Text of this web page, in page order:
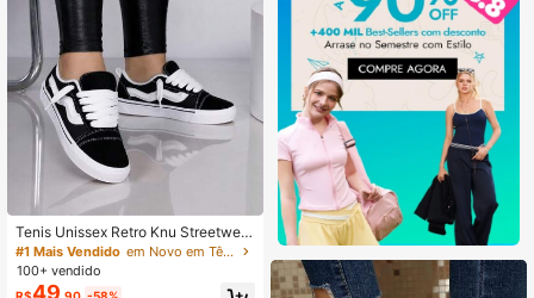
Tenis Unissex Retro Knu Streetwear
skate Casual Moda Classico Mais V
endido Promocao
#1 Mais Vendido
em Novo em Tênis Feminino
100+ vendido
R$49 ,90 -58%